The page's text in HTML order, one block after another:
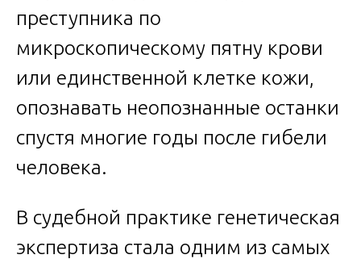
преступника по
микроскопическому пятну крови
или единственной клетке кожи,
опознавать неопознанные останки
спустя многие годы после гибели
человека.
В судебной практике генетическая
экспертиза стала одним из самых